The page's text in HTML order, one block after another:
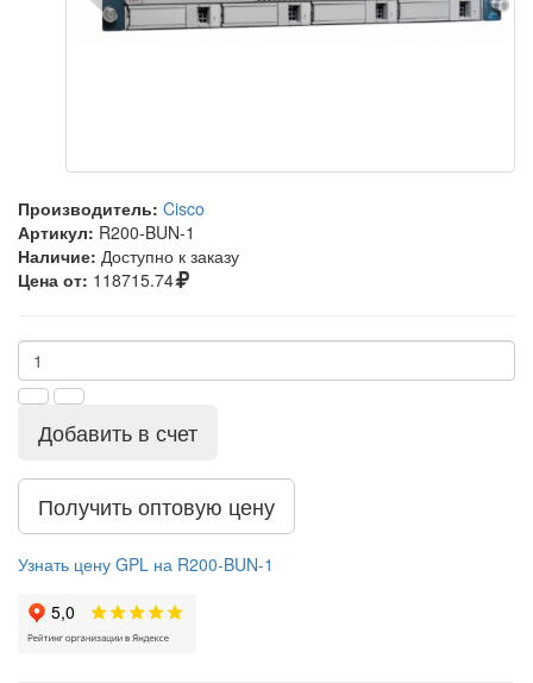
Производитель: Cisco
Артикул: R200-BUN-1
Наличие: Доступно к заказу
Цена от: 118715.74
Добавить в счет
Получить оптовую цену
Узнать цену GPL на R200-BUN-1